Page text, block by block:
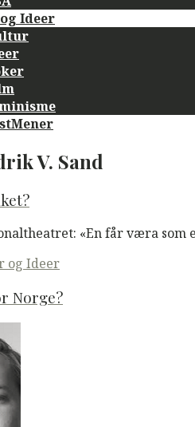
Ideer
V. Sand
«En får væra som
og Ideer
Norge?